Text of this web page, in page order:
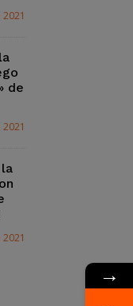
de
→